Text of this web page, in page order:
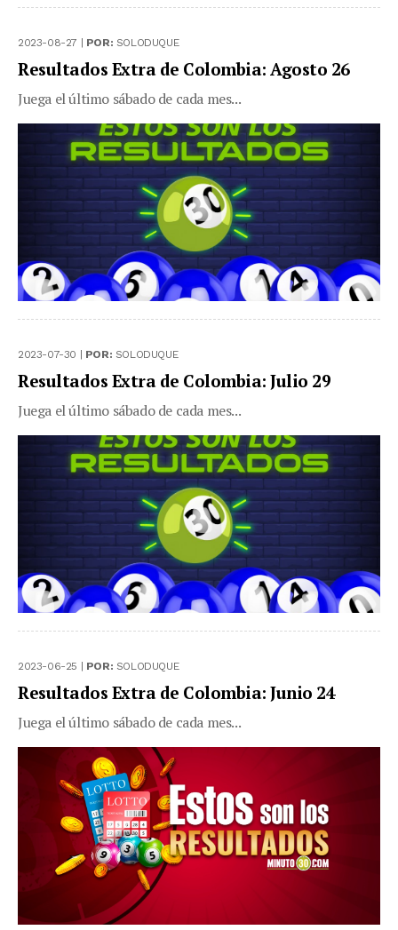
2023-08-27 | POR: SOLODUQUE
Resultados Extra de Colombia: Agosto 26
Juega el último sábado de cada mes...
2023-07-30 | POR: SOLODUQUE
Resultados Extra de Colombia: Julio 29
Juega el último sábado de cada mes...
2023-06-25 | POR: SOLODUQUE
Resultados Extra de Colombia: Junio 24
Juega el último sábado de cada mes...